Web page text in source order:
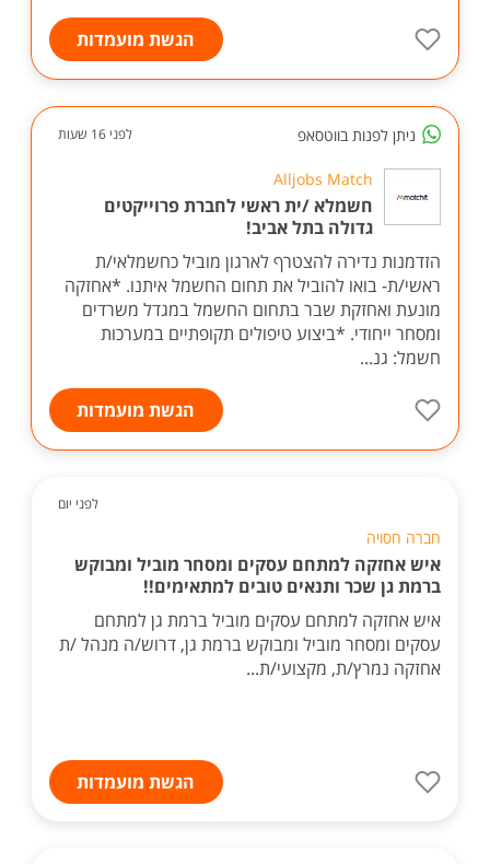
הגשת מועמדות
ניתן לפנות בווטסאפ לפני 16 שעות
Alljobs Match
חשמלא /ית ראשי לחברת פרוייקטים
גדולה בתל אביב!
הזדמנות נדירה להצטרף לארגון מוביל כחשמלאי/ת
ראשי/ת- בואו להוביל את תחום החשמל איתנו. *אחזקה
מונעת ואחזקת שבר בתחום החשמל במגדל משרדים
ומסחר ייחודי. *ביצוע טיפולים תקופתיים במערכות
חשמל: גנ...
הגשת מועמדות
לפני יום
חברה חסויה
איש אחזקה למתחם עסקים ומסחר מוביל ומבוקש
ברמת גן שכר ותנאים טובים למתאימים!!
איש אחזקה למתחם עסקים מוביל ברמת גן למתחם
עסקים ומסחר מוביל ומבוקש ברמת גן, דרוש/ה מנהל /ת
אחזקה נמרץ/ת, מקצועי/ת...
הגשת מועמדות